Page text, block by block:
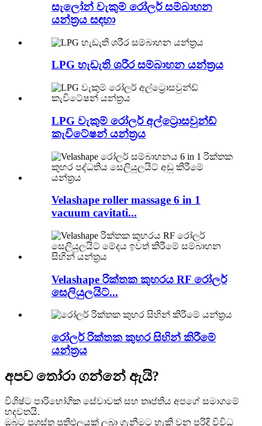
සැලෝන් වැකුම් රෝලර් සම්බාහන
යන්ත්‍රය සඳහා
LPG හැඩැති ශරීර සම්බාහන යන්ත්‍රය
LPG වැකුම් රෝලර් අල්ට්‍රොසවුන්ඩ්
කැවිටේෂන් යන්ත්‍රය
Velashape roller massage 6 in 1
vacuum cavitati...
Velashape රික්තක කුහරය RF රෝලර්
සෙලියුලයිට්...
රෝලර් රික්තක කුහර සිහින් කිරීමේ
යන්ත්‍රය
අපව තෝරා ගන්නේ ඇයි?
විශිෂ්ට පාරිභෝගික සේවාවක් සහ තෘප්තිය අපගේ සමාගමේ
හදවතයි.
ඔබට ප්‍රශස්ත ප්‍රතිඵලයක් ලබා ගැනීමට හැකි වන පරිදි විවිධ